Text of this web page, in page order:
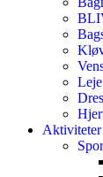
Aktiviteter